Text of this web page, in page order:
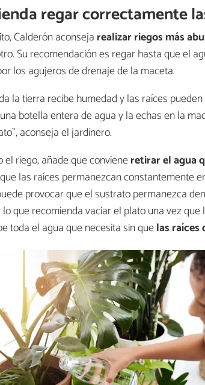
regar correctamente
Calderón aconseja realizarriegos más
Su recomendación es regar hasta que el
los agujeros de drenaje de la maceta.
la tierra recibe humedad y las raíces
botella entera de agua y la echas en la
aconseja el jardinero.
el riego, añade que convieneretirar el agua
las raíces permanezcan constantemente
provocar que el sustrato permanezca
que recomienda vaciar el plato una vez
toda el agua que necesita sin quelas raíces